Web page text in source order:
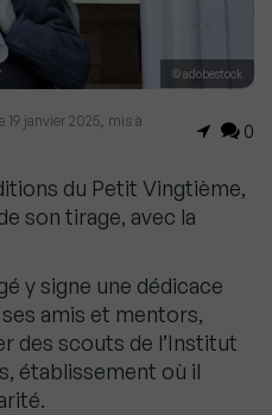
© adobestock
19 janvier 2025, mis à
0
du Petit Vingtième,
son tirage, avec la
y signe une dédicace
amis et mentors,
des scouts de l’Institut
établissement où il